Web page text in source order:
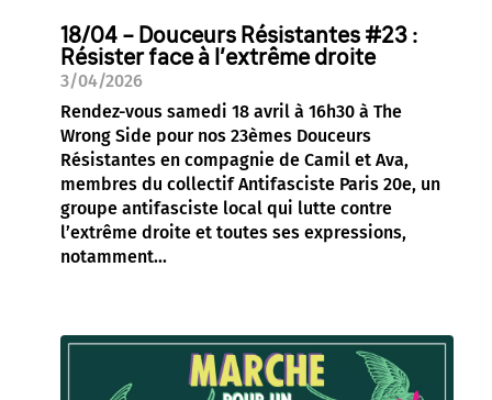
18/04 – Douceurs Résistantes #23 :
Résister face à l’extrême droite
3/04/2026
Rendez-vous samedi 18 avril à 16h30 à The
Wrong Side pour nos 23èmes Douceurs
Résistantes en compagnie de Camil et Ava,
membres du collectif Antifasciste Paris 20e, un
groupe antifasciste local qui lutte contre
l’extrême droite et toutes ses expressions,
notamment...